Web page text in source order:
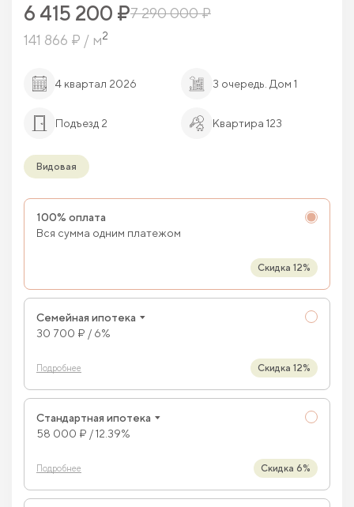
6 415 200 ₽7 290 000 ₽
141 866 ₽ / м2
4 квартал 2026 3 очередь. Дом 1
Подъезд 2 Квартира 123
Видовая
100% оплата
Вся сумма одним платежом
Скидка 12%
Семейная ипотека
30 700 ₽ / 6%
Подробнее Скидка 12%
Стандартная ипотека
58 000 ₽ / 12.39%
Подробнее Скидка 6%